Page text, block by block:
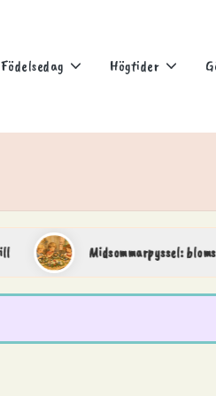
Födelsedag Högtider
Midsommarpyssel: